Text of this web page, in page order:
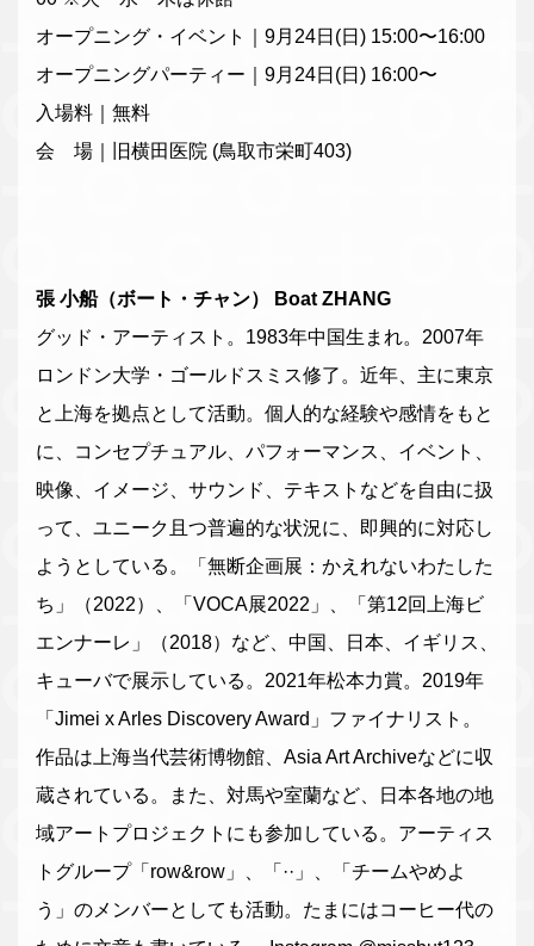
オープニング・イベント｜9月24日(日) 15:00〜16:00
オープニングパーティー｜9月24日(日) 16:00〜
入場料｜無料
会 場｜旧横田医院 (鳥取市栄町403)
張 小船（ボート・チャン） Boat ZHANG
グッド・アーティスト。1983年中国生まれ。2007年
ロンドン大学・ゴールドスミス修了。近年、主に東京
と上海を拠点として活動。個人的な経験や感情をもと
に、コンセプチュアル、パフォーマンス、イベント、
映像、イメージ、サウンド、テキストなどを自由に扱
って、ユニーク且つ普遍的な状況に、即興的に対応し
ようとしている。「無断企画展：かえれないわたした
ち」（2022）、「VOCA展2022」、「第12回上海ビ
エンナーレ」（2018）など、中国、日本、イギリス、
キューバで展示している。2021年松本力賞。2019年
「Jimei x Arles Discovery Award」ファイナリスト。
作品は上海当代芸術博物館、Asia Art Archiveなどに収
蔵されている。また、対馬や室蘭など、日本各地の地
域アートプロジェクトにも参加している。アーティス
トグループ「row&row」、「··」、「チームやめよ
う」のメンバーとしても活動。たまにはコーヒー代の